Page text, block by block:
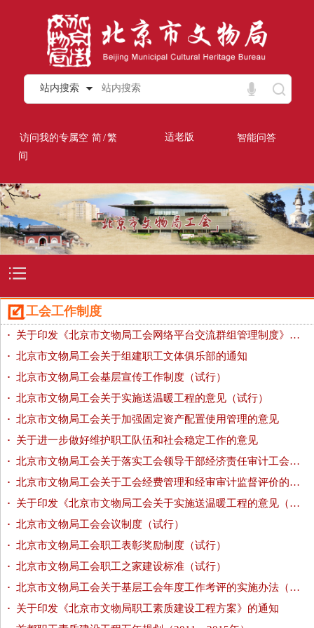
站内搜索
访问我的专属空
间
简/繁 适老版 智能问答
工会工作制度
· 关于印发《北京市文物局工会网络平台交流群组管理制度》的通知
· 北京市文物局工会关于组建职工文体俱乐部的通知
· 北京市文物局工会基层宣传工作制度（试行）
· 北京市文物局工会关于实施送温暖工程的意见（试行）
· 北京市文物局工会关于加强固定资产配置使用管理的意见
· 关于进一步做好维护职工队伍和社会稳定工作的意见
· 北京市文物局工会关于落实工会领导干部经济责任审计工会绩效审计工会经费支出绩效评价...
· 北京市文物局工会关于工会经费管理和经审审计监督评价的暂行办法
· 关于印发《北京市文物局工会关于实施送温暖工程的意见（试行）》等八项制度的通知
· 北京市文物局工会会议制度（试行）
· 北京市文物局工会职工表彰奖励制度（试行）
· 北京市文物局工会职工之家建设标准（试行）
· 北京市文物局工会关于基层工会年度工作考评的实施办法（试行）
· 关于印发《北京市文物局职工素质建设工程方案》的通知